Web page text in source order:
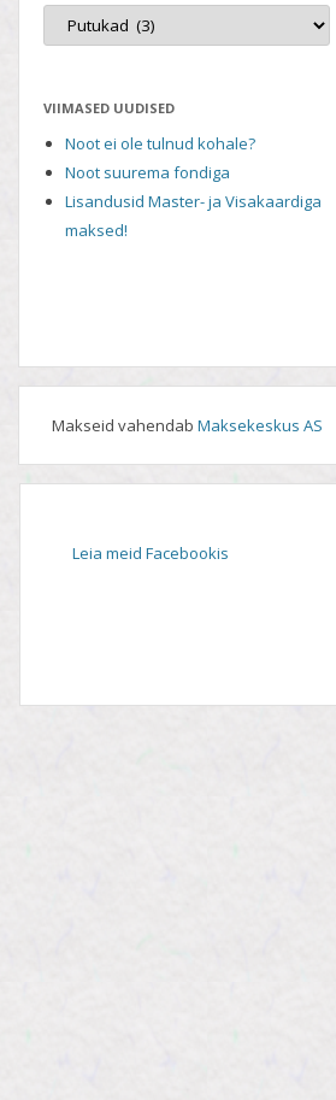
VIIMASED UUDISED
Noot ei ole tulnud kohale?
Noot suurema fondiga
Lisandusid Master- ja Visakaardiga
maksed!
Makseid vahendab Maksekeskus AS
Leia meid Facebookis